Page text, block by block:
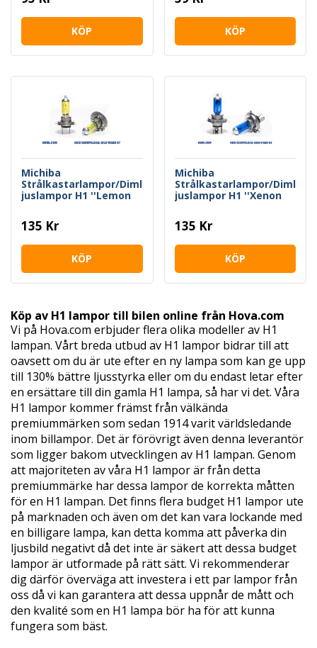
KÖP KÖP
Michiba
Strålkastarlampor/Diml
juslampor H1 ''Lemon
135 Kr
KÖP
Michiba
Strålkastarlampor/Diml
juslampor H1 ''Xenon
135 Kr
KÖP
Köp av H1 lampor till bilen online från Hova.com
Vi på Hova.com erbjuder flera olika modeller av H1
lampan. Vårt breda utbud av H1 lampor bidrar till att
oavsett om du är ute efter en ny lampa som kan ge upp
till 130% bättre ljusstyrka eller om du endast letar efter
en ersättare till din gamla H1 lampa, så har vi det. Våra
H1 lampor kommer främst från välkända
premiummärken som sedan 1914 varit världsledande
inom billampor. Det är förövrigt även denna leverantör
som ligger bakom utvecklingen av H1 lampan. Genom
att majoriteten av våra H1 lampor är från detta
premiummärke har dessa lampor de korrekta måtten
för en H1 lampan. Det finns flera budget H1 lampor ute
på marknaden och även om det kan vara lockande med
en billigare lampa, kan detta komma att påverka din
ljusbild negativt då det inte är säkert att dessa budget
lampor är utformade på rätt sätt. Vi rekommenderar
dig därför överväga att investera i ett par lampor från
oss då vi kan garantera att dessa uppnår de mått och
den kvalité som en H1 lampa bör ha för att kunna
fungera som bäst.